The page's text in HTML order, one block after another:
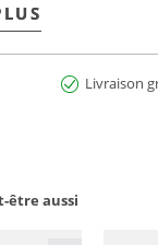
est membre de la Fair
Livraison
être aussi